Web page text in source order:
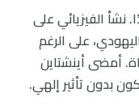
نشأ الفيزيائي على
على الرغم
أمضى أينشتاين
بدون تأثير إلهي.